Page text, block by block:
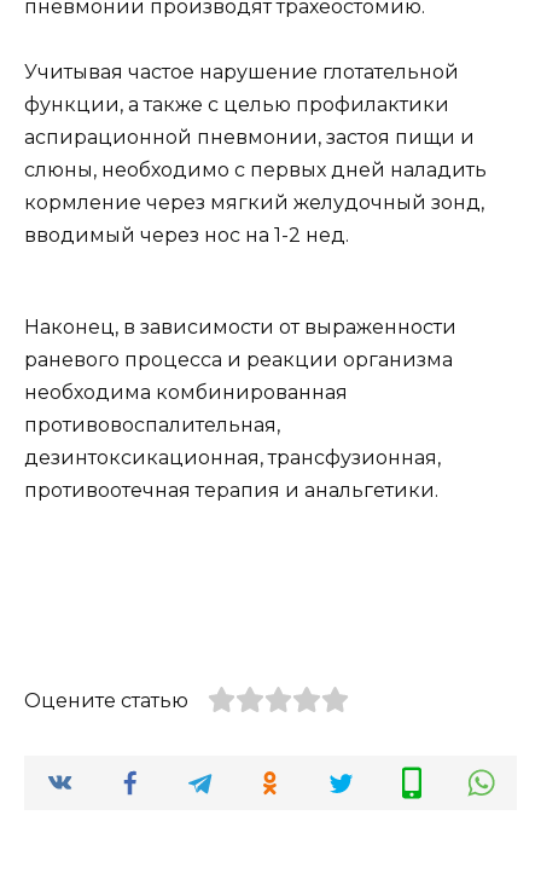
пневмонии производят трахеостомию.
Учитывая частое нарушение глотательной
функции, а также с целью профилактики
аспирационной пневмонии, застоя пищи и
слюны, необходимо с первых дней наладить
кормление через мягкий желудочный зонд,
вводимый через нос на 1-2 нед.
Наконец, в зависимости от выраженности
раневого процесса и реакции организма
необходима комбинированная
противовоспалительная,
дезинтоксикационная, трансфузионная,
противоотечная терапия и анальгетики.
Оцените статью